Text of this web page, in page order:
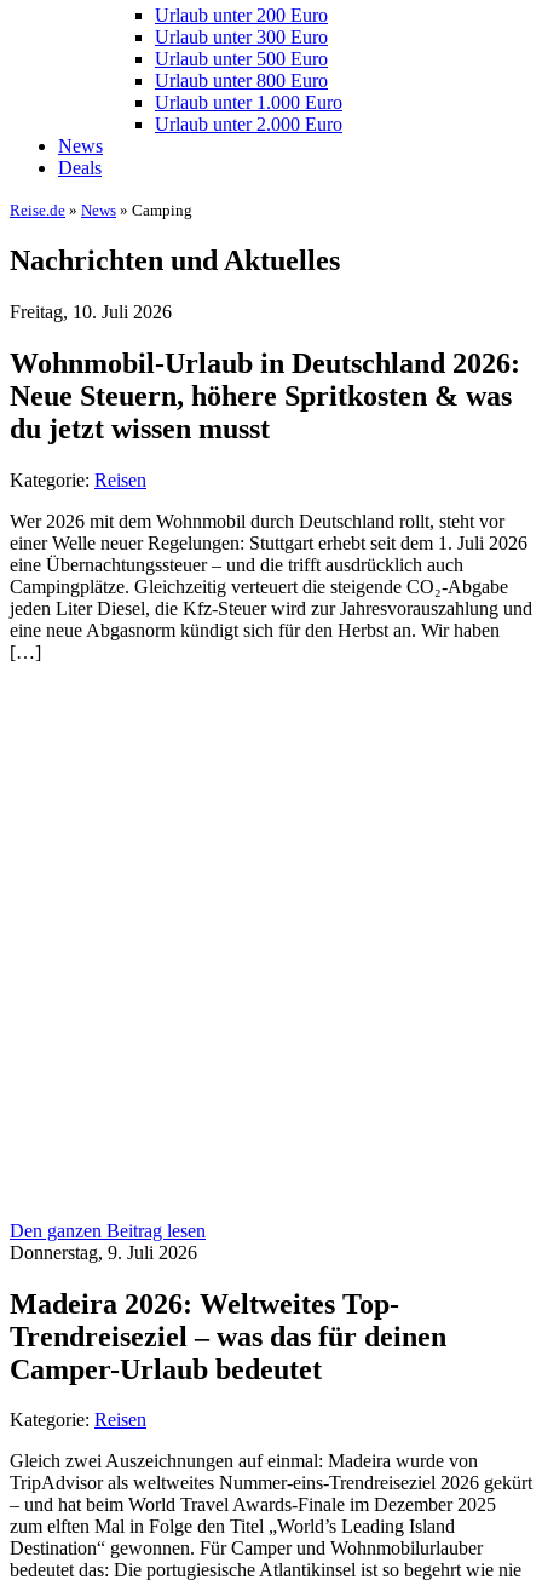
Urlaub unter 200 Euro
Urlaub unter 300 Euro
Urlaub unter 500 Euro
Urlaub unter 800 Euro
Urlaub unter 1.000 Euro
Urlaub unter 2.000 Euro
News
Deals
Reise.de » News » Camping
Nachrichten und Aktuelles
Freitag, 10. Juli 2026
Wohnmobil-Urlaub in Deutschland 2026:
Neue Steuern, höhere Spritkosten & was
du jetzt wissen musst
Kategorie: Reisen
Wer 2026 mit dem Wohnmobil durch Deutschland rollt, steht vor
einer Welle neuer Regelungen: Stuttgart erhebt seit dem 1. Juli 2026
eine Übernachtungssteuer – und die trifft ausdrücklich auch
Campingplätze. Gleichzeitig verteuert die steigende CO₂-Abgabe
jeden Liter Diesel, die Kfz-Steuer wird zur Jahresvorauszahlung und
eine neue Abgasnorm kündigt sich für den Herbst an. Wir haben
[…]
Den ganzen Beitrag lesen
Donnerstag, 9. Juli 2026
Madeira 2026: Weltweites Top-
Trendreiseziel – was das für deinen
Camper-Urlaub bedeutet
Kategorie: Reisen
Gleich zwei Auszeichnungen auf einmal: Madeira wurde von
TripAdvisor als weltweites Nummer-eins-Trendreiseziel 2026 gekürt
– und hat beim World Travel Awards-Finale im Dezember 2025
zum elften Mal in Folge den Titel „World’s Leading Island
Destination“ gewonnen. Für Camper und Wohnmobilurlauber
bedeutet das: Die portugiesische Atlantikinsel ist so begehrt wie nie